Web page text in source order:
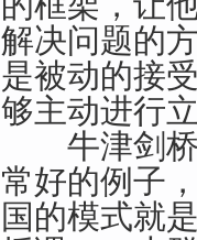
解决问题的
是被动的接
够主动进行
牛津剑桥
常好的例子
国的模式就